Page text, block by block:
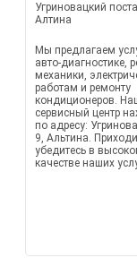
Угриновацкий
Алтина
Мы предлагаем
авто-диагностике,
механики,
работам и ремонту
кондиционеров.
сервисный центр
по адресу:
9, Альтина.
убедитесь в
качестве наших